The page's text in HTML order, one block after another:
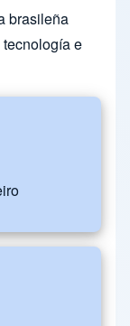
brasileña
e